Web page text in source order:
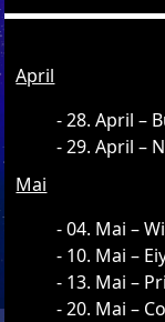
April
28. April –
29. April –
Mai
04. Mai –
10. Mai –
13. Mai –
20. Mai –